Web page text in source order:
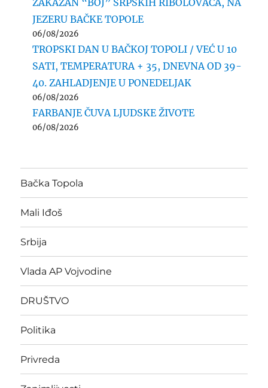
ZAKAZAN “BOJ” SRPSKIH RIBOLOVACA, NA
JEZERU BAČKE TOPOLE
06/08/2026
TROPSKI DAN U BAČKOJ TOPOLI / VEĆ U 10
SATI, TEMPERATURA + 35, DNEVNA OD 39-
40. ZAHLADJENJE U PONEDELJAK
06/08/2026
FARBANJE ČUVA LJUDSKE ŽIVOTE
06/08/2026
Bačka Topola
Mali Iđoš
Srbija
Vlada AP Vojvodine
DRUŠTVO
Politika
Privreda